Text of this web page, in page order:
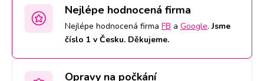
Nejlépe hodnocená firma
Nejlépe hodnocená firma FB a Google.Jsme
číslo 1 v Česku. Děkujeme.
Opravy na počkání